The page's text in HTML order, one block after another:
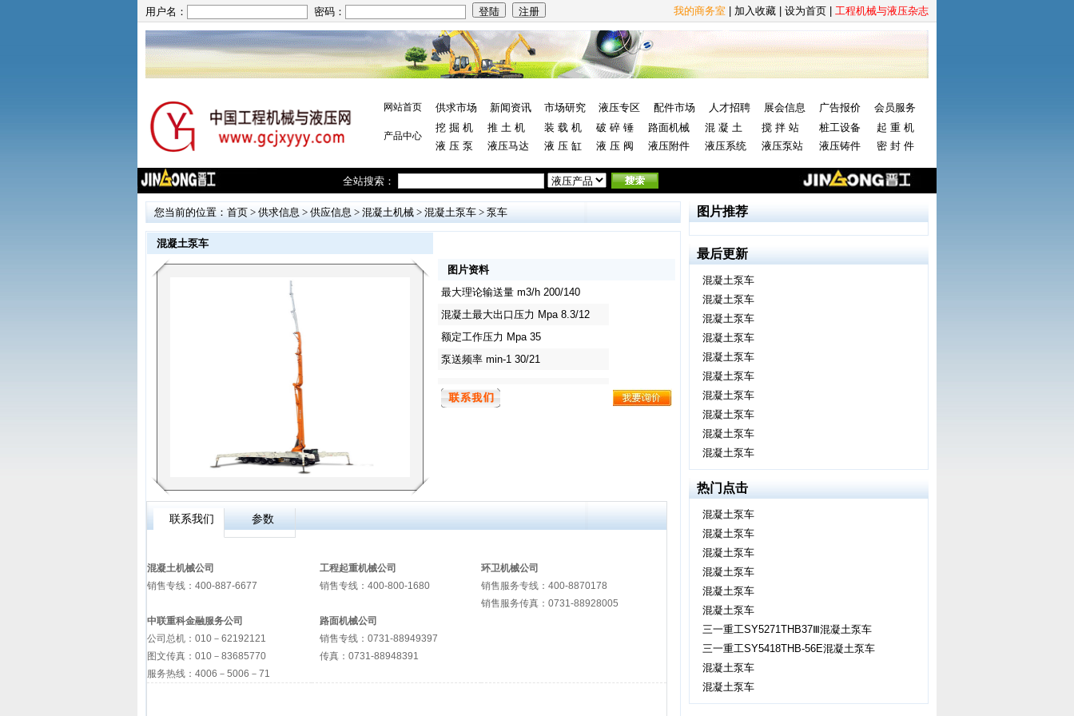
用户名： 密码： 我的商务室 加入收藏 设为首页 工程机械与液压杂志
网站首页 供求市场 新闻资讯 市场研究 液压专区 配件市场 人才招聘 展会信息 广告报价 会员服务
产品中心
挖 掘 机 推 土 机 装 载 机 破 碎 锤 路面机械 混 凝 土 搅 拌 站 桩工设备
起 重 机
液 压 泵
液压马达 液 压 缸 液 压 阀 液压附件 液压系统 液压泵站 液压铸件 密 封 件
全站搜索：
您当前的位置： 首页 > 供求信息 > 供应信息 > 混凝土机械 > 混凝土泵车 > 泵车
混凝土泵车
图片资料
最大理论输送量 m3/h 200/140
混凝土最大出口压力 Mpa 8.3/12
额定工作压力 Mpa 35
泵送频率 min-1 30/21
联系我们 参数
混凝土机械公司
销售专线： 400-887-6677
中联重科金融服务公司
公司总机： 010 － 62192121
图文传真： 010 － 83685770
服务热线： 4006 － 5006 － 71
工程起重机械公司
销售专线： 400-800-1680
路面机械公司
销售专线： 0731-88949397
传真： 0731-88948391
环卫机械公司
销售服务专线： 400-8870178
销售服务传真： 0731-88928005
图片推荐
最后更新
混凝土泵车
混凝土泵车
混凝土泵车
混凝土泵车
混凝土泵车
混凝土泵车
混凝土泵车
混凝土泵车
混凝土泵车
混凝土泵车
热门点击
混凝土泵车
混凝土泵车
混凝土泵车
混凝土泵车
混凝土泵车
混凝土泵车
三一重工SY5271THB37Ⅲ混凝土泵车
三一重工SY5418THB-56E混凝土泵车
混凝土泵车
混凝土泵车